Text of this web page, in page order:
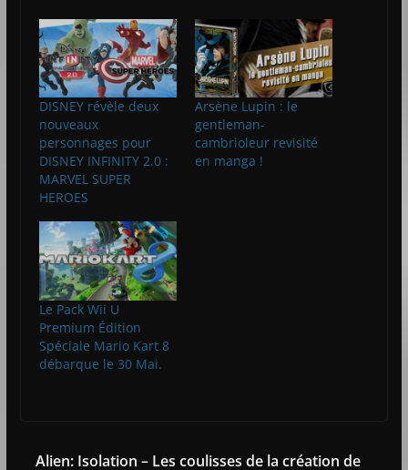
DISNEY révèle deux
nouveaux
personnages pour
DISNEY INFINITY 2.0 :
MARVEL SUPER
HEROES
Arsène Lupin : le
gentleman-
cambrioleur revisité
en manga !
Le Pack Wii U
Premium Édition
Spéciale Mario Kart 8
débarque le 30 Mai.
Alien: Isolation – Les coulisses de la création de